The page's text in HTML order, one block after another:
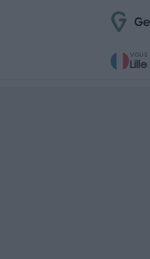
VOUS
Lille